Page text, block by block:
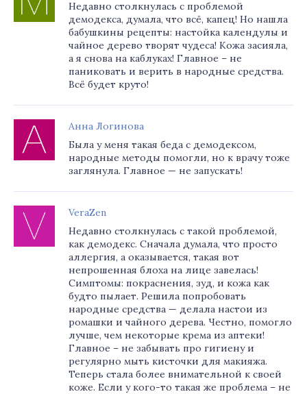
Недавно столкнулась с проблемой
демодекса, думала, что всё, капец! Но нашла
бабушкины рецепты: настойка календулы и
чайное дерево творят чудеса! Кожа засияла,
а я снова на каблуках! Главное – не
паниковать и верить в народные средства.
Всё будет круто!
Анна Логинова
Была у меня такая беда с демодексом,
народные методы помогли, но к врачу тоже
заглянула. Главное — не запускать!
VeraZen
Недавно столкнулась с такой проблемой,
как демодекс. Сначала думала, что просто
аллергия, а оказывается, такая вот
непрошенная блоха на лице завелась!
Симптомы: покраснения, зуд, и кожа как
будто пылает. Решила попробовать
народные средства — делала настои из
ромашки и чайного дерева. Честно, помогло
лучше, чем некоторые крема из аптеки!
Главное – не забывать про гигиену и
регулярно мыть кисточки для макияжа.
Теперь стала более внимательной к своей
коже. Если у кого-то такая же проблема – не